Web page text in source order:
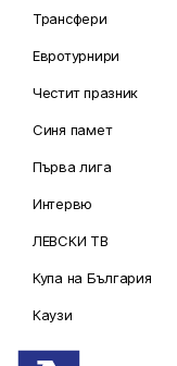
Трансфери
Евротурнири
Честит празник
Синя памет
Първа лига
Интервю
ЛЕВСКИ ТВ
Купа на България
Каузи